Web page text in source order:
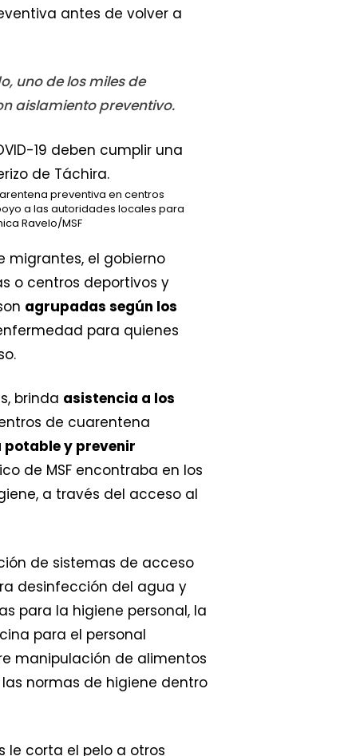
antes de volver a
uno de los miles de
aislamiento preventivo.
preventiva en centros
a las autoridades locales para
Ravelo/MSF
migrantes, el gobierno
o centros deportivos y
agrupadas según los
para quienes
brinda asistencia a los
de cuarentena
potable y prevenir
de MSF encontraba en los
a través del acceso al
de sistemas de acceso
desinfección del agua y
para la higiene personal, la
para el personal
manipulación de alimentos
normas de higiene dentro
le corta el pelo a otros